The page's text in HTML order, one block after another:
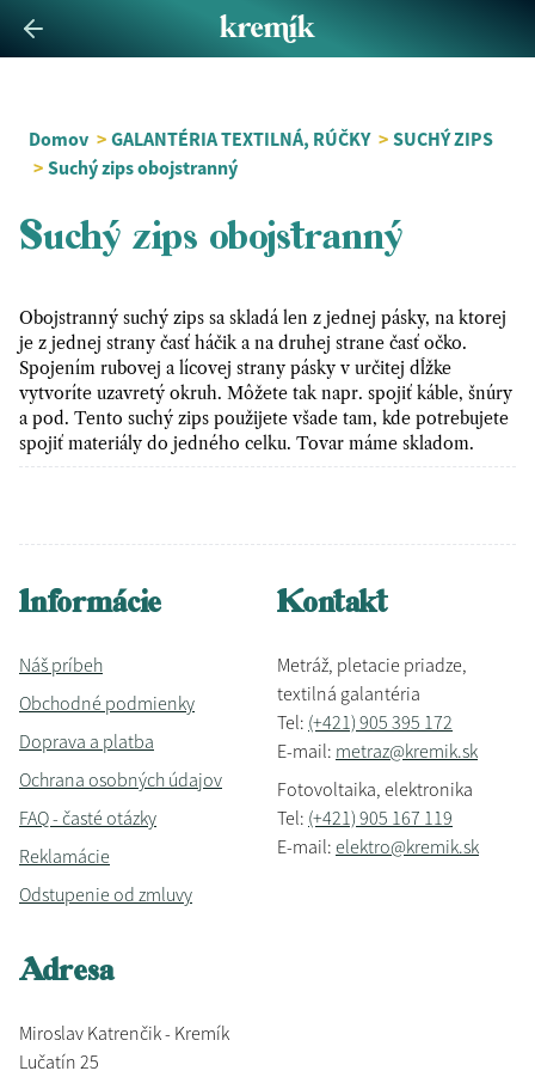
Domov > GALANTÉRIA TEXTILNÁ, RÚČKY > SUCHÝ ZIPS
> Suchý zips obojstranný
Suchý zips obojstranný
Obojstranný suchý zips sa skladá len z jednej pásky, na ktorej
je z jednej strany časť háčik a na druhej strane časť očko.
Spojením rubovej a lícovej strany pásky v určitej dĺžke
vytvoríte uzavretý okruh. Môžete tak napr. spojiť káble, šnúry
a pod. Tento suchý zips použijete všade tam, kde potrebujete
spojiť materiály do jedného celku. Tovar máme skladom.
Informácie
Náš príbeh
Obchodné podmienky
Doprava a platba
Ochrana osobných údajov
FAQ - časté otázky
Reklamácie
Odstupenie od zmluvy
Kontakt
Metráž, pletacie priadze,
textilná galantéria
Tel: (+421) 905 395 172
E-mail: metraz@kremik.sk
Fotovoltaika, elektronika
Tel: (+421) 905 167 119
E-mail: elektro@kremik.sk
Adresa
Miroslav Katrenčik - Kremík
Lučatín 25